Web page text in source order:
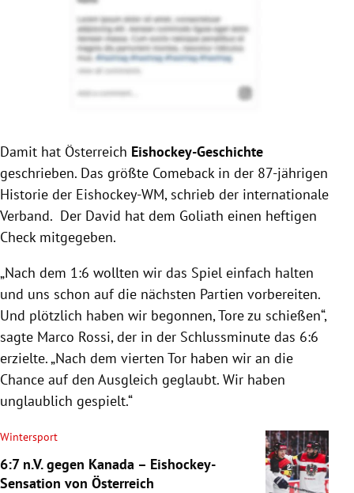
Damit hat Österreich Eishockey-Geschichte
geschrieben. Das größte Comeback in der 87-jährigen
Historie der Eishockey-WM, schrieb der internationale
Verband. Der David hat dem Goliath einen heftigen
Check mitgegeben.
„Nach dem 1:6 wollten wir das Spiel einfach halten
und uns schon auf die nächsten Partien vorbereiten.
Und plötzlich haben wir begonnen, Tore zu schießen“,
sagte Marco Rossi, der in der Schlussminute das 6:6
erzielte. „Nach dem vierten Tor haben wir an die
Chance auf den Ausgleich geglaubt. Wir haben
unglaublich gespielt.“
Wintersport
6:7 n.V. gegen Kanada – Eishockey-
Sensation von Österreich